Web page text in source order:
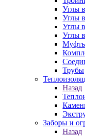
Углы
Углы
Углы
Углы
Трубы
Назад
Заборы и
Назад